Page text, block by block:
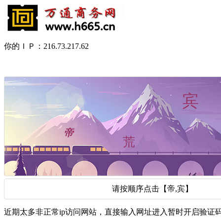
你的ＩＰ：216.73.217.62
请按顺序点击【帝,宾】
近期太多非正常ip访问网站，直接输入网址进入暂时开启验证